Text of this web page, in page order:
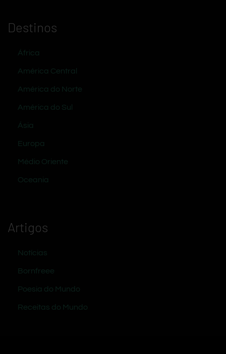
Destinos
África
América Central
América do Norte
América do Sul
Ásia
Europa
Médio Oriente
Oceania
Artigos
Notícias
Bornfreee
Poesia do Mundo
Receitas do Mundo